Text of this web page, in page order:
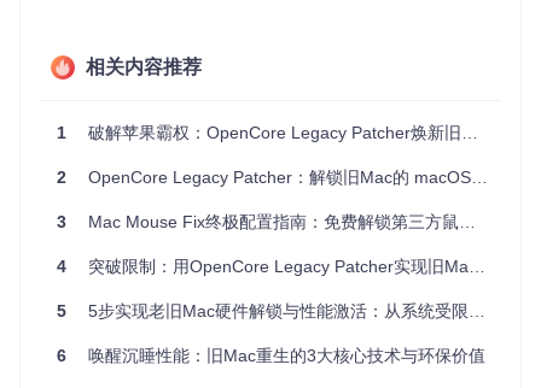
原装Intel HD Graphics 5000显卡需启用特殊渲染模式
构建定制引导：打造专属硬件适配方案
OpenCore引导程序（一种开源的系统启动管理工具）是实现
旧款Mac升级的核心技术。通过为特定硬件配置定制引导参
数，突破苹果官方的硬件限制。
[ ] 至少16GB容量的USB闪存盘
相关内容推荐
1 破解苹果霸权：OpenCore Legacy Patcher焕新旧Mac的技术民主化之路
2 OpenCore Legacy Patcher：解锁旧Mac的 macOS 新可能
3 Mac Mouse Fix终极配置指南：免费解锁第三方鼠标在macOS的全部潜能
4 突破限制：用OpenCore Legacy Patcher实现旧Mac设备功能重生
5 5步实现老旧Mac硬件解锁与性能激活：从系统受限到满血复活的完整指南
6 唤醒沉睡性能：旧Mac重生的3大核心技术与环保价值